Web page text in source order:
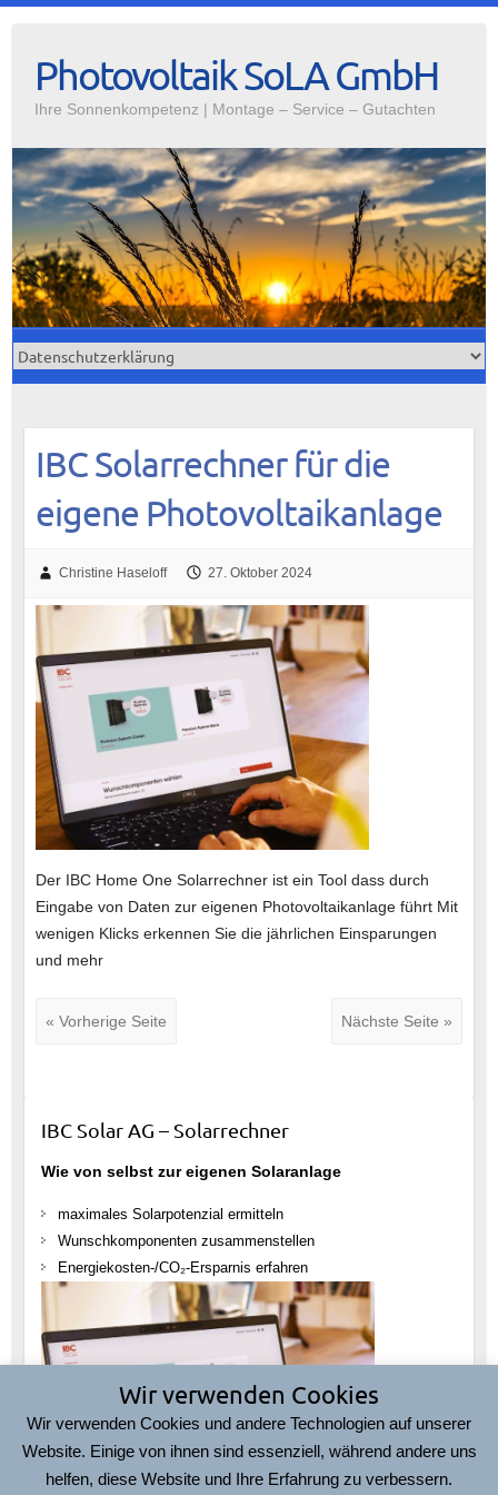
Photovoltaik SoLA GmbH
Ihre Sonnenkompetenz | Montage – Service – Gutachten
IBC Solarrechner für die
eigene Photovoltaikanlage
Christine Haseloff 27. Oktober 2024
Der IBC Home One Solarrechner ist ein Tool dass durch
Eingabe von Daten zur eigenen Photovoltaikanlage führt Mit
wenigen Klicks erkennen Sie die jährlichen Einsparungen
und mehr
« Vorherige Seite Nächste Seite »
IBC Solar AG – Solarrechner
Wie von selbst zur eigenen Solaranlage
maximales Solarpotenzial ermitteln
Wunschkomponenten zusammenstellen
Energiekosten-/CO₂-Ersparnis erfahren
Wir verwenden Cookies
Wir verwenden Cookies und andere Technologien auf unserer
Website. Einige von ihnen sind essenziell, während andere uns
helfen, diese Website und Ihre Erfahrung zu verbessern.